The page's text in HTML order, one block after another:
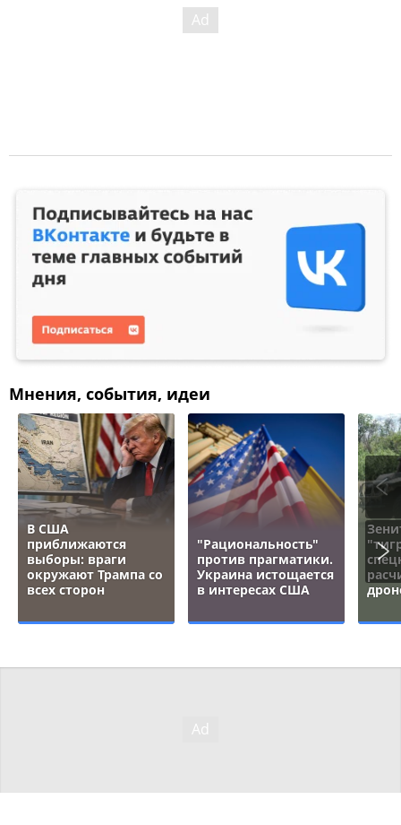
Мнения, события, идеи
В США
приближаются
выборы: враги
окружают Трампа со
всех сторон
"Рациональность"
против прагматики.
Украина истощается
в интересах США